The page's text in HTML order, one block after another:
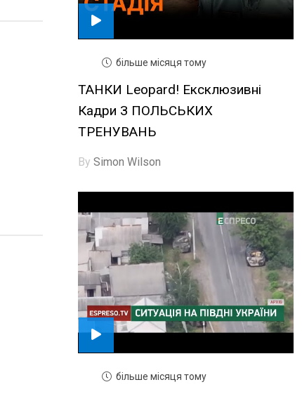
більше місяця тому
ТАНКИ Leopard! Ексклюзивні
Кадри З ПОЛЬСЬКИХ
ТРЕНУВАНЬ
By Simon Wilson
більше місяця тому